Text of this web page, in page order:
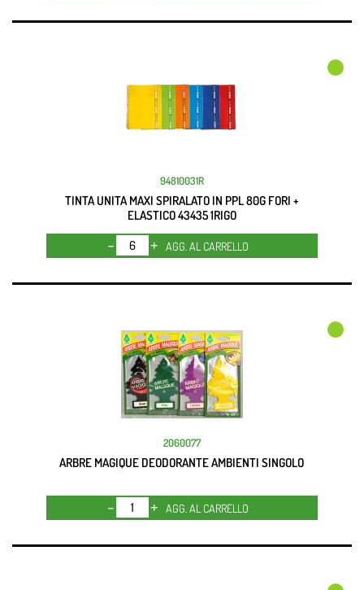
94810031R
TINTA UNITA MAXI SPIRALATO IN PPL 80G FORI +
ELASTICO 43435 1RIGO
Quantità
AGG. AL CARRELLO
2060077
ARBRE MAGIQUE DEODORANTE AMBIENTI SINGOLO
Quantità
AGG. AL CARRELLO